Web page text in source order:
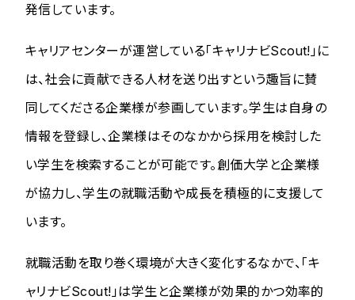
発信しています。
キャリアセンターが運営している「キャリナビScout!」に
は、社会に貢献できる人材を送り出すという趣旨に賛
同してくださる企業様が参画しています。学生は自身の
情報を登録し、企業様はそのなかから採用を検討した
い学生を検索することが可能です。創価大学と企業様
が協力し、学生の就職活動や成長を積極的に支援して
います。
就職活動を取り巻く環境が大きく変化するなかで、「キ
ャリナビScout!」は学生と企業様が効果的かつ効率的